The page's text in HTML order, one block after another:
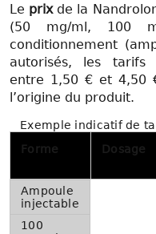
Le prixde la
(50 mg/ml, 100
conditionnement
autorisés, les tarifs
entre 1,50 € et 4,50
l’origine du produit.
Exemple indicatif de
Forme
Dosage
Ampoule
injectable
100